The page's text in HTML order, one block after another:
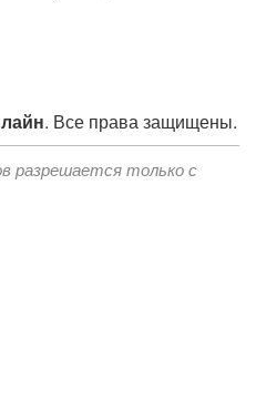
. Все права защищены.
разрешается только с